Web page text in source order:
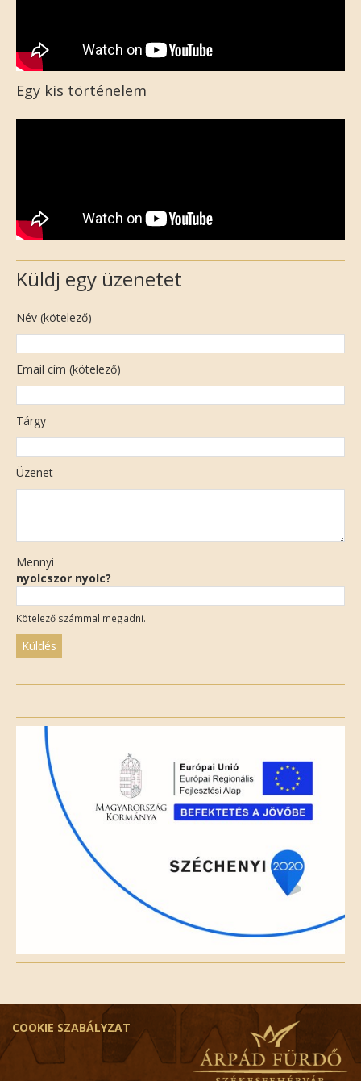
Egy kis történelem
Küldj egy üzenetet
Név (kötelező)
Email cím (kötelező)
Tárgy
Üzenet
Mennyi
nyolcszor nyolc?
Kötelező számmal megadni.
field
empty.
COOKIE SZABÁLYZAT